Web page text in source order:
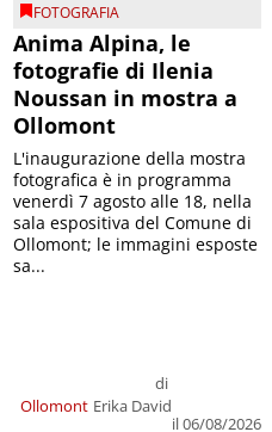
FOTOGRAFIA
Anima Alpina, le
fotografie di Ilenia
Noussan in mostra a
Ollomont
Ollomont
di
Erika David
il 06/08/2026
L'inaugurazione della mostra
fotografica è in programma
venerdì 7 agosto alle 18, nella
sala espositiva del Comune di
Ollomont; le immagini esposte
sa...